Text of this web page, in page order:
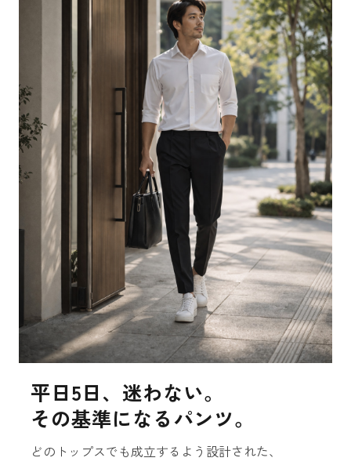
平日5日、迷わない。
その基準になるパンツ。
どのトップスでも成立するよう設計された、